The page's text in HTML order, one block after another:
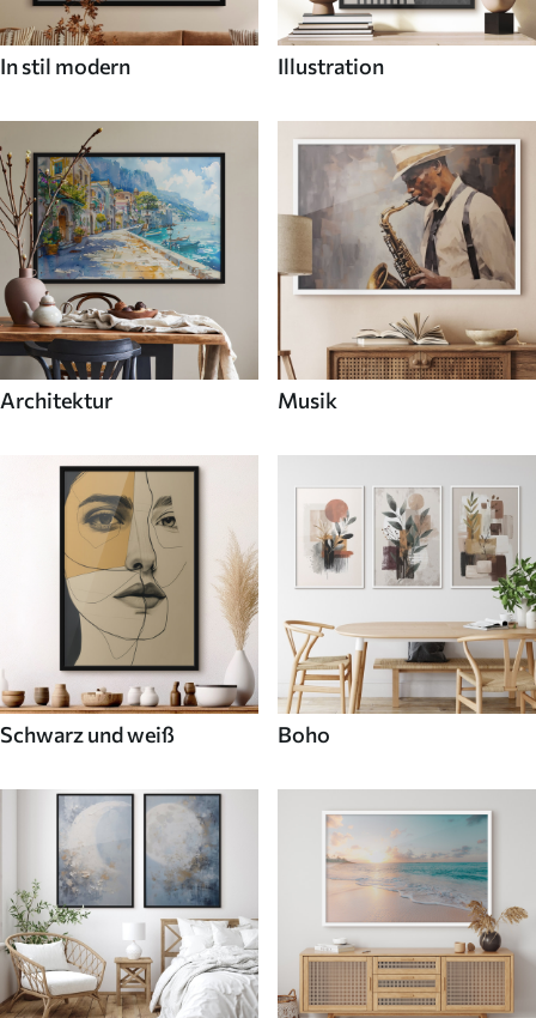
In stil modern Illustration
Architektur Musik
Schwarz und weiß Boho